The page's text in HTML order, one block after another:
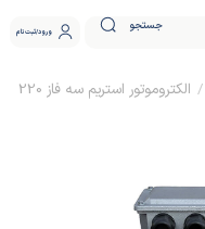
جستجو ورود ثبت نام
الکتروموتور استریم سه فاز 220 اسب 160 کیلووات پوسته چدنی 1500 دور